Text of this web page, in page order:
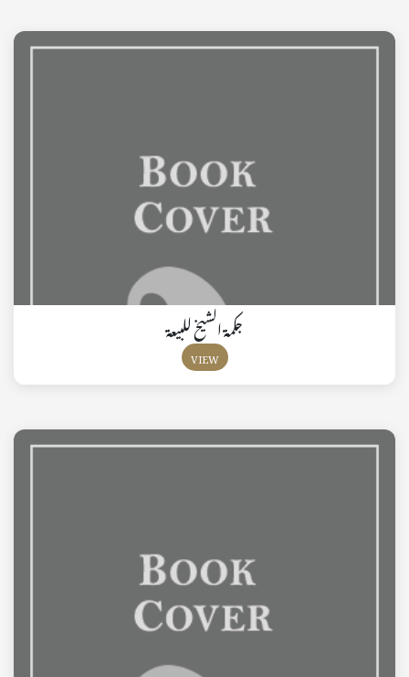
جكمة الشيخ للبيعة
VIEW